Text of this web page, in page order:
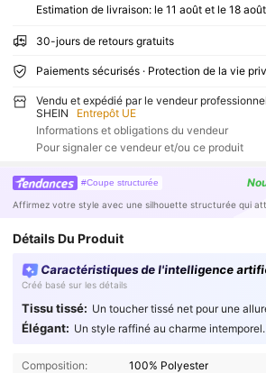
Estimation de livraison: le 11 août et le 18 août
30-jours de retours gratuits
Paiements sécurisés · Protection de la vie
Vendu et expédié par le vendeur
SHEIN
Entrepôt UE
Informations et obligations du vendeur
Pour signaler ce vendeur et/ou ce produit
#Coupe structurée
Affirmez votre style avec une silhouette structurée qui
Détails Du Produit
Caractéristiques de l'intelligence
Créé basé sur les détails
Tissu tissé: Un toucher tissé net pour une
Élégant: Un style raffiné au charme intemporel.
Composition: 100% Polyester